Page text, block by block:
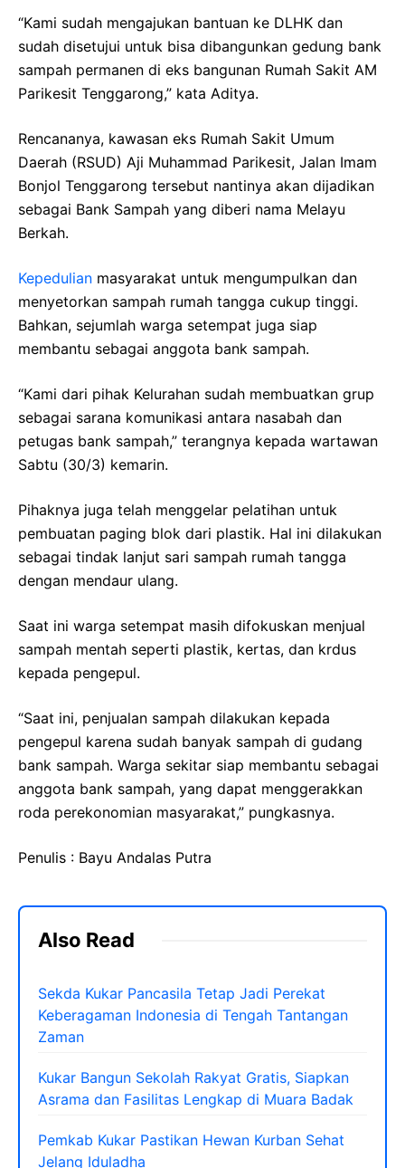
“Kami sudah mengajukan bantuan ke DLHK dan
sudah disetujui untuk bisa dibangunkan gedung bank
sampah permanen di eks bangunan Rumah Sakit AM
Parikesit Tenggarong,” kata Aditya.
Rencananya, kawasan eks Rumah Sakit Umum
Daerah (RSUD) Aji Muhammad Parikesit, Jalan Imam
Bonjol Tenggarong tersebut nantinya akan dijadikan
sebagai Bank Sampah yang diberi nama Melayu
Berkah.
Kepedulian masyarakat untuk mengumpulkan dan
menyetorkan sampah rumah tangga cukup tinggi.
Bahkan, sejumlah warga setempat juga siap
membantu sebagai anggota bank sampah.
“Kami dari pihak Kelurahan sudah membuatkan grup
sebagai sarana komunikasi antara nasabah dan
petugas bank sampah,” terangnya kepada wartawan
Sabtu (30/3) kemarin.
Pihaknya juga telah menggelar pelatihan untuk
pembuatan paging blok dari plastik. Hal ini dilakukan
sebagai tindak lanjut sari sampah rumah tangga
dengan mendaur ulang.
Saat ini warga setempat masih difokuskan menjual
sampah mentah seperti plastik, kertas, dan krdus
kepada pengepul.
“Saat ini, penjualan sampah dilakukan kepada
pengepul karena sudah banyak sampah di gudang
bank sampah. Warga sekitar siap membantu sebagai
anggota bank sampah, yang dapat menggerakkan
roda perekonomian masyarakat,” pungkasnya.
Penulis : Bayu Andalas Putra
Also Read
Sekda Kukar Pancasila Tetap Jadi Perekat
Keberagaman Indonesia di Tengah Tantangan
Zaman
Kukar Bangun Sekolah Rakyat Gratis, Siapkan
Asrama dan Fasilitas Lengkap di Muara Badak
Pemkab Kukar Pastikan Hewan Kurban Sehat
Jelang Iduladha